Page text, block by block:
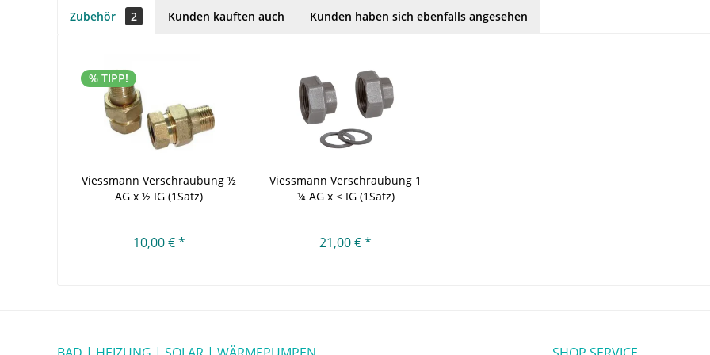
Zubehör 2 Kunden kauften auch Kunden haben sich ebenfalls angesehen
% TIPP!
Viessmann Verschraubung ½
AG x ½ IG (1Satz)
10,00 € *
Viessmann Verschraubung 1
¼ AG x ≤ IG (1Satz)
21,00 € *